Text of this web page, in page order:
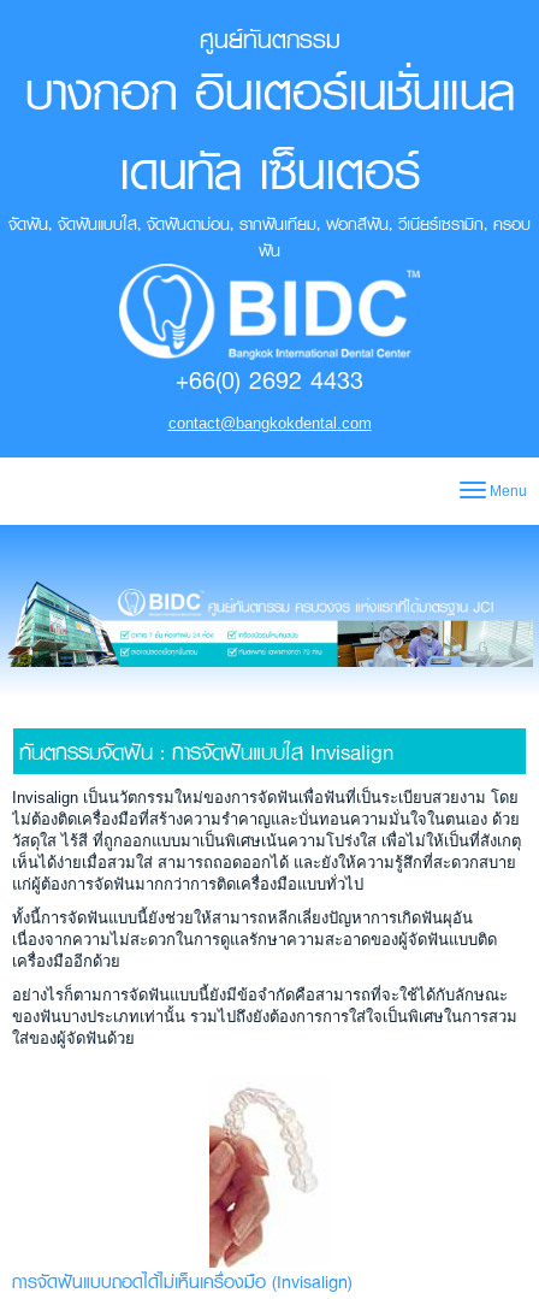
ศูนย์ทันตกรรม
บางกอก อินเตอร์เนชั่นแนล
เดนทัล เซ็นเตอร์
จัดฟัน, จัดฟันแบบใส, จัดฟันดาม่อน, รากฟันเทียม, ฟอกสีฟัน, วีเนียร์เซรามิก, ครอบ
ฟัน
+66(0) 2692 4433
contact@bangkokdental.com
Menu
ทันตกรรมจัดฟัน : การจัดฟันแบบใส Invisalign
Invisalign เป็นนวัตกรรมใหม่ของการจัดฟันเพื่อฟันที่เป็นระเบียบสวยงาม โดย
ไม่ต้องติดเครื่องมือที่สร้างความรำคาญและบั่นทอนความมั่นใจในตนเอง ด้วย
วัสดุใส ไร้สี ที่ถูกออกแบบมาเป็นพิเศษเน้นความโปร่งใส เพื่อไม่ให้เป็นที่สังเกตุ
เห็นได้ง่ายเมื่อสวมใส่ สามารถถอดออกได้ และยังให้ความรู้สึกที่สะดวกสบาย
แก่ผู้ต้องการจัดฟันมากกว่าการติดเครื่องมือแบบทั่วไป
ทั้งนี้การจัดฟันแบบนี้ยังช่วยให้สามารถหลีกเลี่ยงปัญหาการเกิดฟันผุอัน
เนื่องจากความไม่สะดวกในการดูแลรักษาความสะอาดของผู้จัดฟันแบบติด
เครื่องมืออีกด้วย
อย่างไรก็ตามการจัดฟันแบบนี้ยังมีข้อจำกัดคือสามารถที่จะใช้ได้กับลักษณะ
ของฟันบางประเภทเท่านั้น รวมไปถึงยังต้องการการใส่ใจเป็นพิเศษในการสวม
ใส่ของผู้จัดฟันด้วย
การจัดฟันแบบถอดได้ไม่เห็นเครื่องมือ (Invisalign)